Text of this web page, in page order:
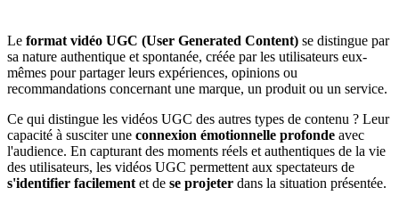
Le format vidéo UGC (User Generated Content) se distingue par
sa nature authentique et spontanée, créée par les utilisateurs eux-
mêmes pour partager leurs expériences, opinions ou
recommandations concernant une marque, un produit ou un service.
Ce qui distingue les vidéos UGC des autres types de contenu ? Leur
capacité à susciter une connexion émotionnelle profonde avec
l'audience. En capturant des moments réels et authentiques de la vie
des utilisateurs, les vidéos UGC permettent aux spectateurs de
s'identifier facilement et de se projeter dans la situation présentée.